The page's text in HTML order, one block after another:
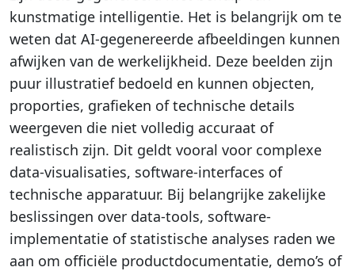
kunstmatige intelligentie. Het is belangrijk om te
weten dat AI-gegenereerde afbeeldingen kunnen
afwijken van de werkelijkheid. Deze beelden zijn
puur illustratief bedoeld en kunnen objecten,
proporties, grafieken of technische details
weergeven die niet volledig accuraat of
realistisch zijn. Dit geldt vooral voor complexe
data-visualisaties, software-interfaces of
technische apparatuur. Bij belangrijke zakelijke
beslissingen over data-tools, software-
implementatie of statistische analyses raden we
aan om officiële productdocumentatie, demo’s of